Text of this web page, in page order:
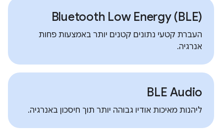
Bluetooth Low Energy (BLE)‎
העברת קטעי נתונים קטנים יותר באמצעות פחות
אנרגיה.
BLE Audio
ליהנות מאיכות אודיו גבוהה יותר תוך חיסכון באנרגיה.